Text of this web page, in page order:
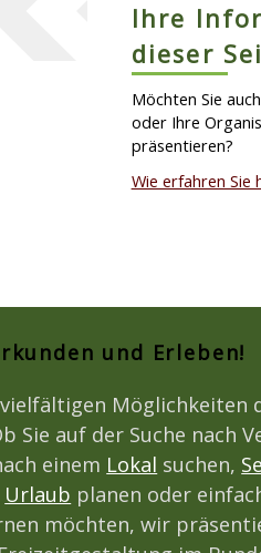
Ihre
dieser
Möchten Sie
oder Ihre
präsentieren?
Wie erfahren Sie
und Erleben!
Möglichkeiten
Sie auf der Suche nach
einem Lokal suchen,
Urlaub planen oder
möchten, wir